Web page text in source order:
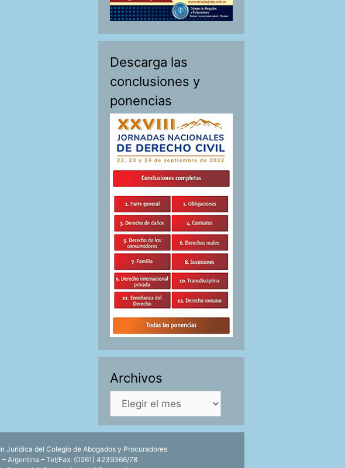
Descarga las
conclusiones y
ponencias
Archivos
Archivos
Jurídica del Colegio de Abogados y Procuradores
Argentina – Tel/Fax: (0261) 4239366/78